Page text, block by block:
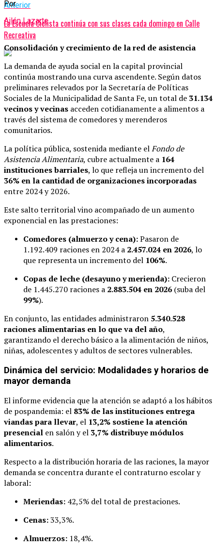
Anterior
La Escuela Ciclista continúa con sus clases cada domingo en Calle
Recreativa
Por
Ailén Lazarte
Consolidación y crecimiento de la red de asistencia
La demanda de ayuda social en la capital provincial
continúa mostrando una curva ascendente. Según datos
preliminares relevados por la Secretaría de Políticas
Sociales de la Municipalidad de Santa Fe, un total de 31.134
vecinos y vecinas acceden cotidianamente a alimentos a
través del sistema de comedores y merenderos
comunitarios.
La política pública, sostenida mediante elFondo de
Asistencia Alimentaria, cubre actualmente a 164
instituciones barriales, lo que refleja un incremento del
36% en la cantidad de organizaciones incorporadas
entre 2024 y 2026.
Este salto territorial vino acompañado de un aumento
exponencial en las prestaciones:
Comedores (almuerzo y cena):Pasaron de
1.192.409 raciones en 2024 a 2.457.024 en 2026, lo
que representa un incremento del 106%.
Copas de leche (desayuno y merienda): Crecieron
de 1.445.270 raciones a 2.883.504 en 2026 (suba del
99%).
En conjunto, las entidades administraron 5.340.528
raciones alimentarias en lo que va del año,
garantizando el derecho básico a la alimentación de niños,
niñas, adolescentes y adultos de sectores vulnerables.
Dinámica del servicio: Modalidades y horarios de
mayor demanda
El informe evidencia que la atención se adaptó a los hábitos
de pospandemia: el 83% de las instituciones entrega
viandas para llevar, el 13,2% sostiene la atención
presencial en salón y el 3,7% distribuye módulos
alimentarios.
Respecto a la distribución horaria de las raciones, la mayor
demanda se concentra durante el contraturno escolar y
laboral:
Meriendas: 42,5% del total de prestaciones.
Cenas:33,3%.
Almuerzos: 18,4%.